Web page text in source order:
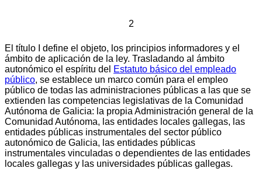
2
El título I define el objeto, los principios informadores y el
ámbito de aplicación de la ley. Trasladando al ámbito
autonómico el espíritu del Estatuto básico del empleado
público, se establece un marco común para el empleo
público de todas las administraciones públicas a las que se
extienden las competencias legislativas de la Comunidad
Autónoma de Galicia: la propia Administración general de la
Comunidad Autónoma, las entidades locales gallegas, las
entidades públicas instrumentales del sector público
autonómico de Galicia, las entidades públicas
instrumentales vinculadas o dependientes de las entidades
locales gallegas y las universidades públicas gallegas.